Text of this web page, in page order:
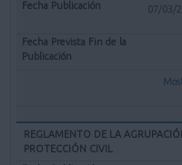
07/03/
REGLAMENTO DE LA
PROTECCIÓN CIVIL